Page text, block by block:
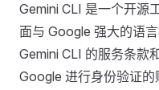
Gemini CLI 是一个开源
面与 Google 强大的语
Gemini CLI 的服务条款
Google 进行身份验证